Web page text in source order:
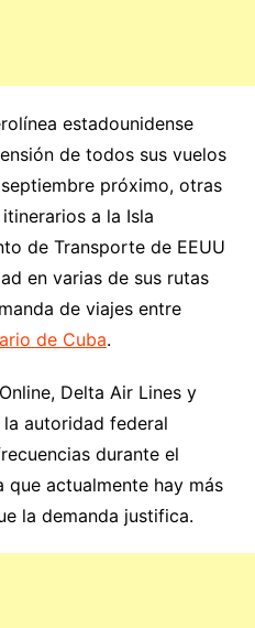
estadounidense
de todos sus vuelos
próximo, otras
a la Isla
de Transporte de EEUU
en varias de sus rutas
de viajes entre
de Cuba.
Delta Air Lines y
autoridad federal
durante el
actualmente hay más
la demanda justifica.